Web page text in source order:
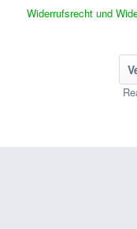
Widerrufsrecht und